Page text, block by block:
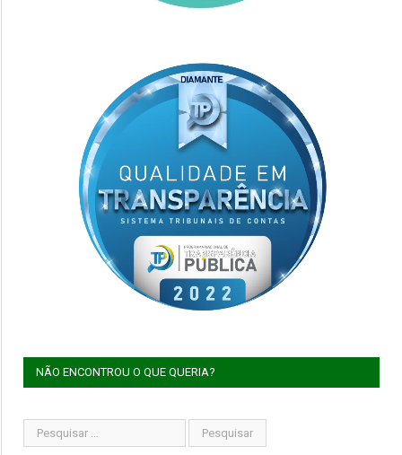
NÃO ENCONTROU O QUE QUERIA?